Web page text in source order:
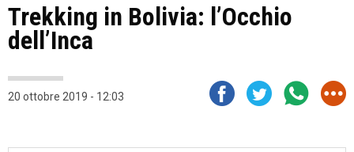
Trekking in Bolivia: l’Occhio
dell’Inca
20 ottobre 2019 - 12:03